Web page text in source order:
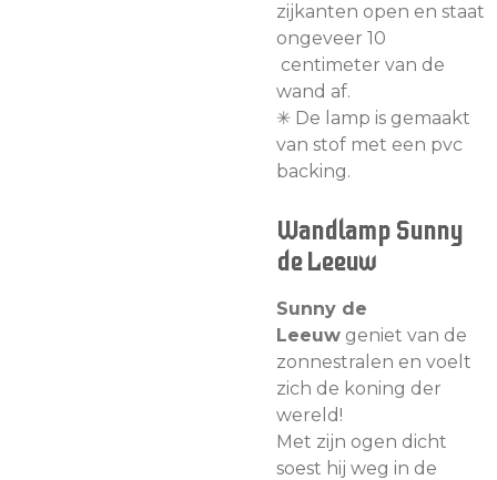
zijkanten open en staat
ongeveer 10
centimeter van de
wand af.
✳︎ De lamp is gemaakt
van stof met een pvc
backing.
Wandlamp Sunny
de Leeuw
Sunny de
Leeuw geniet van de
zonnestralen en voelt
zich de koning der
wereld!
Met zijn ogen dicht
soest hij weg in de